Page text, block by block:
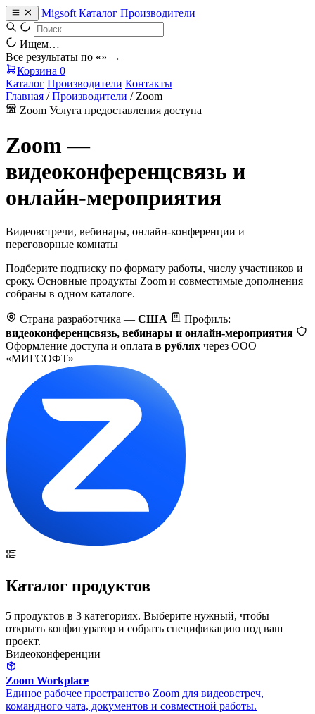
Migsoft Каталог Производители
Ищем…
Все результаты по «» →
Корзина 0
Каталог Производители Контакты
Главная / Производители / Zoom
Zoom Услуга предоставления доступа
Zoom —
видеоконференцсвязь и
онлайн-мероприятия
Видеовстречи, вебинары, онлайн-конференции и
переговорные комнаты
Подберите подписку по формату работы, числу участников и
сроку. Основные продукты Zoom и совместимые дополнения
собраны в одном каталоге.
Страна разработчика — США
Профиль:
видеоконференцсвязь, вебинары и онлайн-мероприятия
Оформление доступа и оплата в рублях через ООО
«МИГСОФТ»
Каталог продуктов
5 продуктов в 3 категориях. Выберите нужный, чтобы
открыть конфигуратор и собрать спецификацию под ваш
проект.
Видеоконференции
Zoom Workplace
Единое рабочее пространство Zoom для видеовстреч,
командного чата, документов и совместной работы.